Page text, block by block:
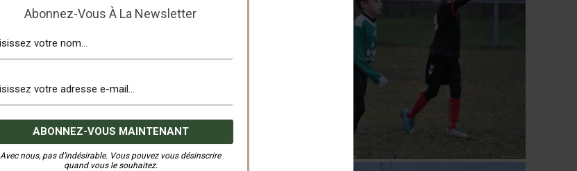
Abonnez-Vous À La Newsletter
Avec nous, pas d’indésirable. Vous pouvez vous désinscrire
quand vous le souhaitez.